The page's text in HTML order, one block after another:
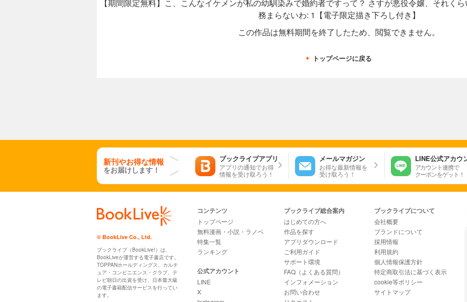
【期間限定無料】こ、こんなイケメンが私の幼馴染みで婚約者ですって？ さすが悪役令嬢、それく
務まらないわ: 1【電子限定描き下ろし付き】
この作品は無料期間を終了したため、閲覧できません。
トップページに戻る
新刊やお得な情報
をお届けします！
ブックライブアプリ
アプリの通知でお得
情報を受け取ろう！
メールマガジン
お得な最新情報を
受け取ろう！
LINE公式アカウ
アカウント連携で
クーポンをゲット！
© BookLive Co., Ltd.
ブックライブ（BookLive!）は、
BookLiveが運営する電子書店です。
TOPPANホールディングス、カルチ
ュア・コンビニエンス・クラブ、テ
レビ朝日の出資を受け、日本最大級
の電子書籍配信サービスを行ってい
ます。
コンテンツ
トップページ
無料漫画・小説・ラノベ
特集一覧
ランキング
公式アカウント
LINE
X
ブックライブ総合案内
はじめての方へ
作品を探す
アプリダウンロード
ご利用ガイド
サポート環境
FAQ（よくある質問）
インフォメーション
お問い合わせ
ブックライブについて
会社概要
ブランドについて
採用情報
利用規約
個人情報保護方針
特定商取引法に基づく表示
cookie等ポリシー
サイトマップ